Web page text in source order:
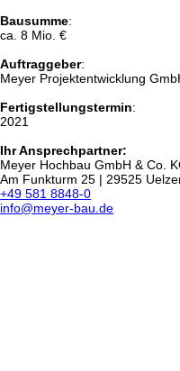
Bausumme:
ca. 8 Mio. €
Auftraggeber:
Meyer Projektentwicklung
Fertigstellungstermin:
2021
Ihr Ansprechpartner:
Meyer Hochbau GmbH & Co.
Am Funkturm 25 | 29525
+49 581 8848-0
info@meyer-bau.de